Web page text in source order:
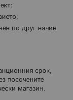
по друг начин
срок,
посочените
магазин.